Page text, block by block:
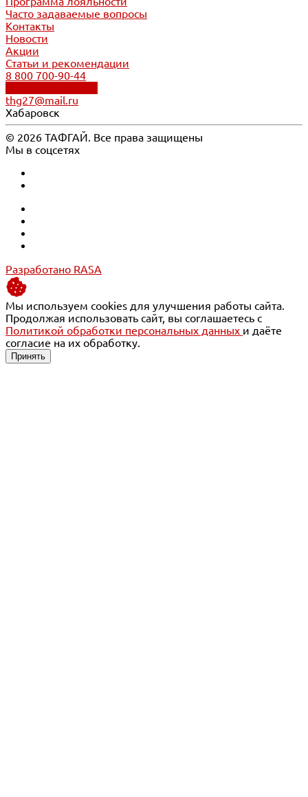
Часто задаваемые вопросы
Контакты
Новости
Акции
Статьи и рекомендации
8 800 700-90-44
thg27@mail.ru
Хабаровск
© 2026 ТАФГАЙ. Все права защищены
Мы в соцсетях
Разработано RASA
Мы используем cookies для улучшения работы сайта.
Продолжая использовать сайт, вы соглашаетесь с
Политикой обработки персональных данных и даёте
согласие на их обработку.
Принять